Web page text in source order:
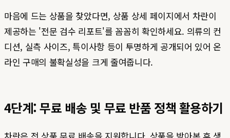
마음에 드는 상품을 찾았다면, 상품 상세 페이지에서 차란이
제공하는 '전문 검수 리포트'를 꼼꼼히 확인하세요. 의류의 컨
디션, 실측 사이즈, 특이사항 등이 투명하게 공개되어 있어 온
라인 구매의 불확실성을 크게 줄여줍니다.
4단계: 무료 배송 및 무료 반품 정책 활용하기